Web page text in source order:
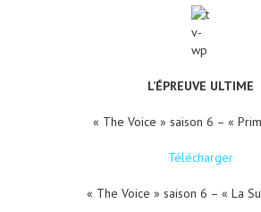
L’ÉPREUVE ULTIME
« The Voice » saison 6 – «
Télécharger
« The Voice » saison 6 – « La